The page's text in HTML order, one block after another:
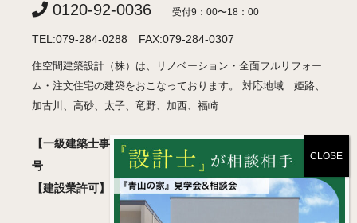
0120-92-0036 受付9：00〜18：00
TEL:079-284-0288 FAX:079-284-0307
住空間建築設計（株）は、リノベーション・全面フルリフォー
ム・注文住宅の建築をおこなっております。 対応地域 姫路、
加古川、高砂、太子、竜野、加西、福崎
【一級建築士事務所】 兵庫県知事登録 許可01A05018
号
【建設業許可】 兵庫県知事登録 般-2 第460830号